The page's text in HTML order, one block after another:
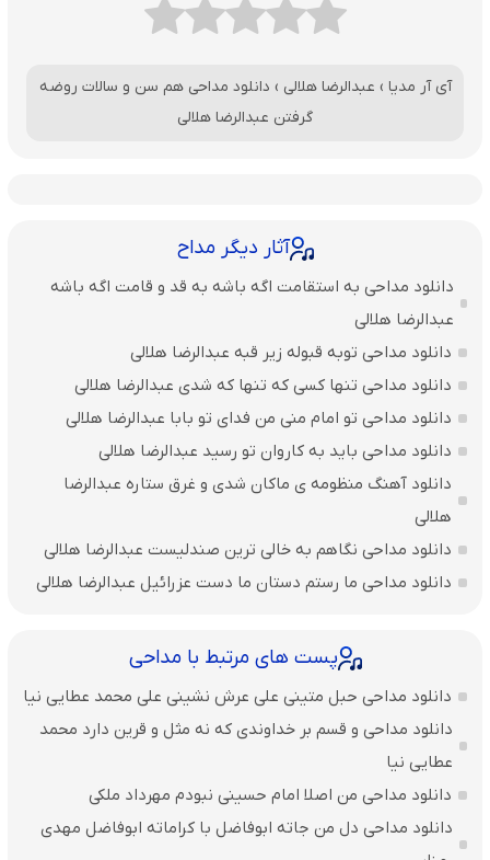
آی آر مدیا › عبدالرضا هلالی › دانلود مداحی هم سن و سالات روضه
گرفتن عبدالرضا هلالی
آثار دیگر مداح
دانلود مداحی به استقامت اگه باشه به قد و قامت اگه باشه
عبدالرضا هلالی
دانلود مداحی توبه قبوله زیر قبه عبدالرضا هلالی
دانلود مداحی تنها کسی که تنها که شدی عبدالرضا هلالی
دانلود مداحی تو امام منی من فدای تو بابا عبدالرضا هلالی
دانلود مداحی باید به کاروان تو رسید عبدالرضا هلالی
دانلود آهنگ منظومه ی ماکان شدی و غرق ستاره عبدالرضا
هلالی
دانلود مداحی نگاهم به خالی ترین صندلیست عبدالرضا هلالی
دانلود مداحی ما رستم دستان ما دست عزرائیل عبدالرضا هلالی
پست های مرتبط با مداحی
دانلود مداحی حبل متینی علی عرش نشینی علی محمد عطایی نیا
دانلود مداحی و قسم بر خداوندی که نه مثل و قرین دارد محمد
عطایی نیا
دانلود مداحی من اصلا امام حسینی نبودم مهرداد ملکی
دانلود مداحی دل من جاته ابوفاضل با کراماته ابوفاضل مهدی